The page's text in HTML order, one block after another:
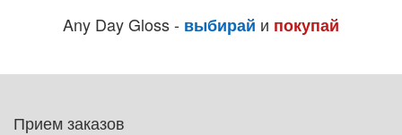
Any Day Gloss - выбирай и покупай
Прием заказов